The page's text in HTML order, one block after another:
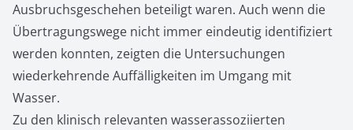
Ausbruchsgeschehen beteiligt waren. Auch wenn die
Übertragungswege nicht immer eindeutig identifiziert
werden konnten, zeigten die Untersuchungen
wiederkehrende Auffälligkeiten im Umgang mit
Wasser.
Zu den klinisch relevanten wasserassoziierten